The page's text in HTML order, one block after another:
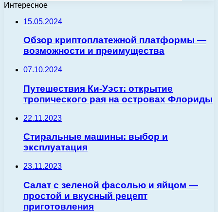
Интересное
15.05.2024
Обзор криптоплатежной платформы —
возможности и преимущества
07.10.2024
Путешествия Ки-Уэст: открытие
тропического рая на островах Флориды
22.11.2023
Стиральные машины: выбор и
эксплуатация
23.11.2023
Салат с зеленой фасолью и яйцом —
простой и вкусный рецепт
приготовления